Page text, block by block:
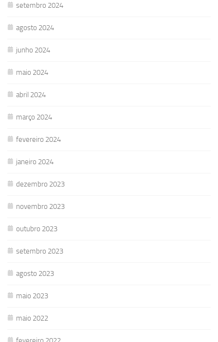
setembro 2024
agosto 2024
junho 2024
maio 2024
abril 2024
março 2024
fevereiro 2024
janeiro 2024
dezembro 2023
novembro 2023
outubro 2023
setembro 2023
agosto 2023
maio 2023
maio 2022